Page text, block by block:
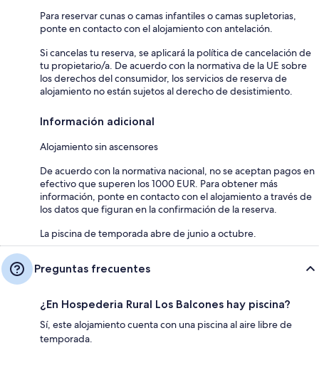
Para reservar cunas o camas infantiles o camas supletorias,
ponte en contacto con el alojamiento con antelación.
Si cancelas tu reserva, se aplicará la política de cancelación de
tu propietario/a. De acuerdo con la normativa de la UE sobre
los derechos del consumidor, los servicios de reserva de
alojamiento no están sujetos al derecho de desistimiento.
Información adicional
Alojamiento sin ascensores
De acuerdo con la normativa nacional, no se aceptan pagos en
efectivo que superen los 1000 EUR. Para obtener más
información, ponte en contacto con el alojamiento a través de
los datos que figuran en la confirmación de la reserva.
La piscina de temporada abre de junio a octubre.
Preguntas frecuentes
¿En Hospederia Rural Los Balcones hay piscina?
Sí, este alojamiento cuenta con una piscina al aire libre de
temporada.